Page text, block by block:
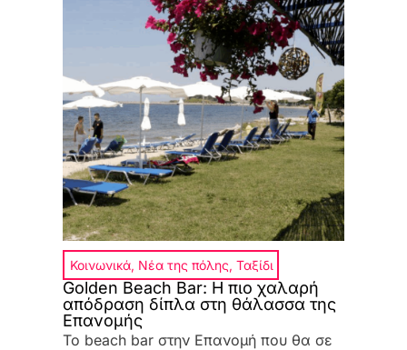
Κοινωνικά, Νέα της πόλης, Ταξίδι
Golden Beach Bar: Η πιο χαλαρή
απόδραση δίπλα στη θάλασσα της
Επανομής
Το beach bar στην Επανομή που θα σε